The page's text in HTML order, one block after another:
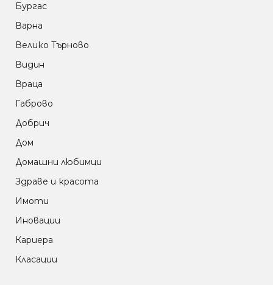
Бургас
Варна
Велико Търново
Видин
Враца
Габрово
Добрич
Дом
Домашни любимци
Здраве и красота
Имоти
Иновации
Кариера
Класации